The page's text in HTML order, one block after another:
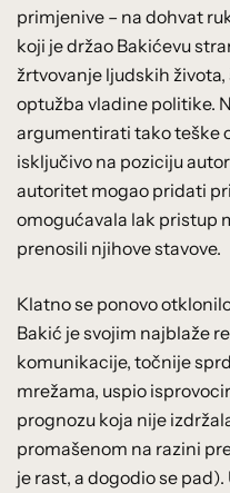
primjenive – na dohvat
koji je držao Bakićevu
žrtvovanje ljudskih
optužba vladine politike.
argumentirati tako teške
isključivo na poziciju
autoritet mogao pridati
omogućavala lak pristup
prenosili njihove stavove.
Klatno se ponovo
Bakić je svojim najblaže
komunikacije, točnije
mrežama, uspio
prognozu koja nije
promašenom na razini
je rast, a dogodio se